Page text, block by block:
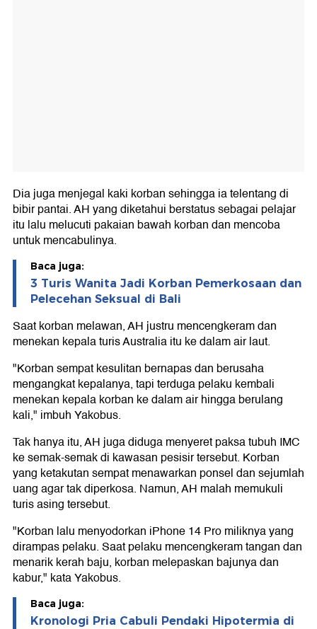
Dia juga menjegal kaki korban sehingga ia telentang di
bibir pantai. AH yang diketahui berstatus sebagai pelajar
itu lalu melucuti pakaian bawah korban dan mencoba
untuk mencabulinya.
Baca juga:
3 Turis Wanita Jadi Korban Pemerkosaan dan
Pelecehan Seksual di Bali
Saat korban melawan, AH justru mencengkeram dan
menekan kepala turis Australia itu ke dalam air laut.
"Korban sempat kesulitan bernapas dan berusaha
mengangkat kepalanya, tapi terduga pelaku kembali
menekan kepala korban ke dalam air hingga berulang
kali," imbuh Yakobus.
Tak hanya itu, AH juga diduga menyeret paksa tubuh IMC
ke semak-semak di kawasan pesisir tersebut. Korban
yang ketakutan sempat menawarkan ponsel dan sejumlah
uang agar tak diperkosa. Namun, AH malah memukuli
turis asing tersebut.
"Korban lalu menyodorkan iPhone 14 Pro miliknya yang
dirampas pelaku. Saat pelaku mencengkeram tangan dan
menarik kerah baju, korban melepaskan bajunya dan
kabur," kata Yakobus.
Baca juga:
Kronologi Pria Cabuli Pendaki Hipotermia di